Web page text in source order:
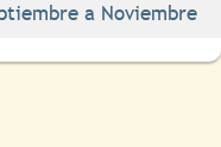
a Noviembre